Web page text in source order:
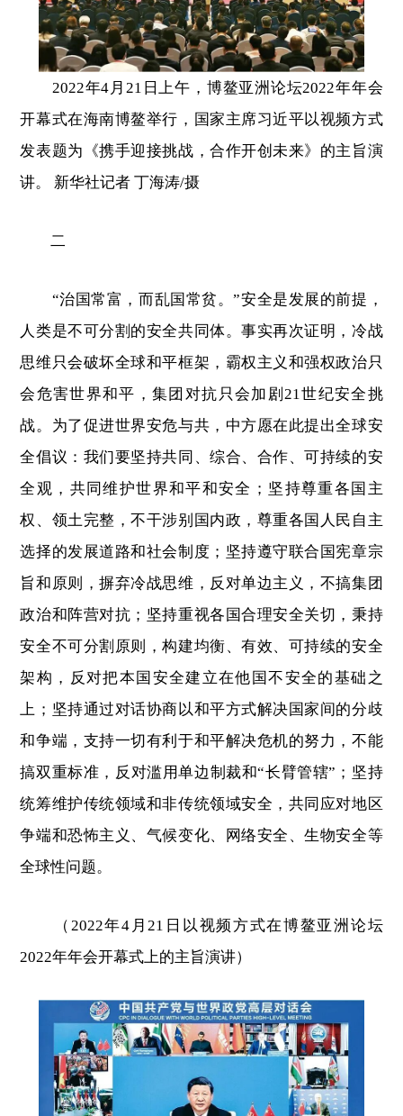
2022年4月21日上午，博鳌亚洲论坛2022年年会
开幕式在海南博鳌举行，国家主席习近平以视频方式
发表题为《携手迎接挑战，合作开创未来》的主旨演
讲。 新华社记者 丁海涛/摄
二
“治国常富，而乱国常贫。”安全是发展的前提，
人类是不可分割的安全共同体。事实再次证明，冷战
思维只会破坏全球和平框架，霸权主义和强权政治只
会危害世界和平，集团对抗只会加剧21世纪安全挑
战。为了促进世界安危与共，中方愿在此提出全球安
全倡议：我们要坚持共同、综合、合作、可持续的安
全观，共同维护世界和平和安全；坚持尊重各国主
权、领土完整，不干涉别国内政，尊重各国人民自主
选择的发展道路和社会制度；坚持遵守联合国宪章宗
旨和原则，摒弃冷战思维，反对单边主义，不搞集团
政治和阵营对抗；坚持重视各国合理安全关切，秉持
安全不可分割原则，构建均衡、有效、可持续的安全
架构，反对把本国安全建立在他国不安全的基础之
上；坚持通过对话协商以和平方式解决国家间的分歧
和争端，支持一切有利于和平解决危机的努力，不能
搞双重标准，反对滥用单边制裁和“长臂管辖”；坚持
统筹维护传统领域和非传统领域安全，共同应对地区
争端和恐怖主义、气候变化、网络安全、生物安全等
全球性问题。
（2022年4月21日以视频方式在博鳌亚洲论坛
2022年年会开幕式上的主旨演讲）